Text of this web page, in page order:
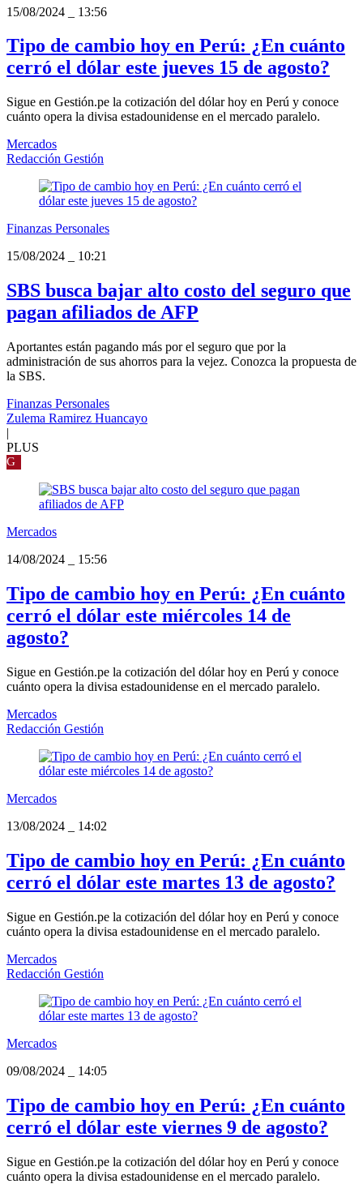
15/08/2024 13:56
Tipo de cambio hoy en Perú: ¿En cuánto
cerró el dólar este jueves 15 de agosto?
Sigue en Gestión.pe la cotización del dólar hoy en Perú y conoce
cuánto opera la divisa estadounidense en el mercado paralelo.
Mercados
Redacción Gestión
Finanzas Personales
15/08/2024
10:21
SBS busca bajar alto costo del seguro que
pagan afiliados de AFP
Aportantes están pagando más por el seguro que por la
administración de sus ahorros para la vejez. Conozca la propuesta de
la SBS.
Finanzas Personales
Zulema Ramirez Huancayo
|
PLUS
G
Mercados
14/08/2024
15:56
Tipo de cambio hoy en Perú: ¿En cuánto
cerró el dólar este miércoles 14 de
agosto?
Sigue en Gestión.pe la cotización del dólar hoy en Perú y conoce
cuánto opera la divisa estadounidense en el mercado paralelo.
Mercados
Redacción Gestión
Mercados
13/08/2024
14:02
Tipo de cambio hoy en Perú: ¿En cuánto
cerró el dólar este martes 13 de agosto?
Sigue en Gestión.pe la cotización del dólar hoy en Perú y conoce
cuánto opera la divisa estadounidense en el mercado paralelo.
Mercados
Redacción Gestión
Mercados
09/08/2024
14:05
Tipo de cambio hoy en Perú: ¿En cuánto
cerró el dólar este viernes 9 de agosto?
Sigue en Gestión.pe la cotización del dólar hoy en Perú y conoce
cuánto opera la divisa estadounidense en el mercado paralelo.